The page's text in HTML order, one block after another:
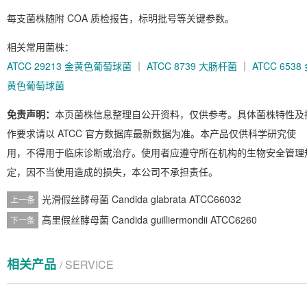
每支菌株随附 COA 质检报告，标明批号等关键参数。
相关常用菌株：
ATCC 29213 金黄色葡萄球菌 ｜ ATCC 8739 大肠杆菌 ｜ ATCC 6538
黄色葡萄球菌
免责声明： 本页菌株信息整理自公开资料，仅供参考。具体菌株特性及
作要求请以 ATCC 官方数据库最新数据为准。本产品仅供科学研究使
用，不得用于临床诊断或治疗。使用者应遵守所在机构的生物安全管理
定，因不当使用造成的损失，本公司不承担责任。
上一条 光滑假丝酵母菌 Candida glabrata ATCC66032
下一条 高里假丝酵母菌 Candida guilliermondii ATCC6260
相关产品 / SERVICE